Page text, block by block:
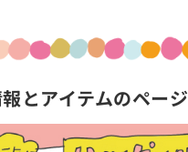
とアイテムのページ